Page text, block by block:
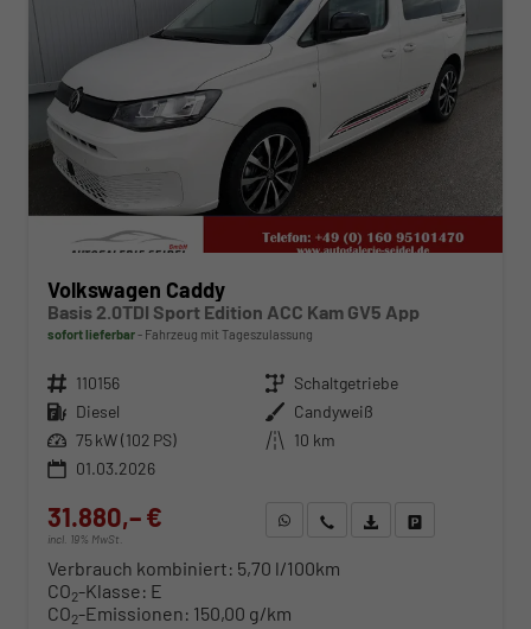
Volkswagen Caddy
Basis 2.0TDI Sport Edition ACC Kam GV5 App
sofort lieferbar Fahrzeug mit Tageszulassung
Fahrzeugnr. 110156 Getriebe Schaltgetriebe
Kraftstoff Diesel Außenfarbe Candyweiß
Leistung 75 kW (102 PS) Kilometerstand 10 km
01.03.2026
31.880,– €
incl. 19% MwSt.
WhatsApp anfragen
Wir rufen Sie anFahrzeugexposé (PDF)
Verbrauch kombiniert: 5,70 l/100km
CO2-Klasse: E
CO2-Emissionen: 150,00 g/km